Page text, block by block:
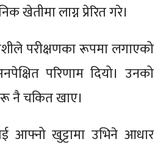
खेतीमा लाग्न प्रेरित गरे।
परीक्षणका रूपमा लगाएको
परिणाम दियो। उनको
नै चकित खाए।
आफ्नो खुट्टामा उभिने आधार